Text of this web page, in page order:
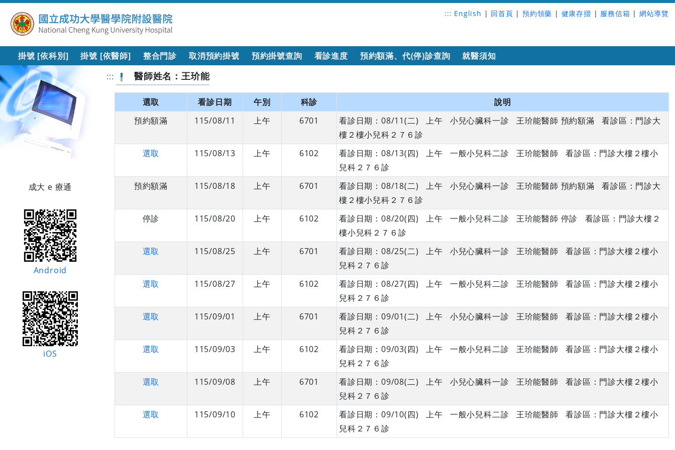
::: English | 回首頁 | 預約領藥 | 健康存摺 | 服務信箱 | 網站導覽
掛號 [依科別] 掛號 [依醫師] 整合門診 取消預約掛號 預約掛號查詢 看診進度 預約額滿、代(停)診查詢 就醫須知
成大 e 療通
Android
iOS
::: 醫師姓名：王玠能
選取 看診日期 午別 科診
說明
預約額滿
115/08/11 上午 6701
看診日期：08/11(二) 上午 小兒心臟科一診 王玠能醫師 預約額滿 看診區：門診大
樓２樓小兒科２７６診
選取
115/08/13 上午 6102
看診日期：08/13(四) 上午 一般小兒科二診 王玠能醫師 看診區：門診大樓２樓小
兒科２７６診
預約額滿
115/08/18 上午 6701
看診日期：08/18(二) 上午 小兒心臟科一診 王玠能醫師 預約額滿 看診區：門診大
樓２樓小兒科２７６診
停診
115/08/20 上午 6102
看診日期：08/20(四) 上午 一般小兒科二診 王玠能醫師 停診 看診區：門診大樓２
樓小兒科２７６診
選取
115/08/25 上午 6701
看診日期：08/25(二) 上午 小兒心臟科一診 王玠能醫師 看診區：門診大樓２樓小
兒科２７６診
選取
115/08/27 上午 6102
看診日期：08/27(四) 上午 一般小兒科二診 王玠能醫師 看診區：門診大樓２樓小
兒科２７６診
選取
115/09/01 上午 6701
看診日期：09/01(二) 上午 小兒心臟科一診 王玠能醫師 看診區：門診大樓２樓小
兒科２７６診
選取
115/09/03 上午 6102
看診日期：09/03(四) 上午 一般小兒科二診 王玠能醫師 看診區：門診大樓２樓小
兒科２７６診
選取
115/09/08 上午 6701
看診日期：09/08(二) 上午 小兒心臟科一診 王玠能醫師 看診區：門診大樓２樓小
兒科２７６診
選取
115/09/10 上午 6102
看診日期：09/10(四) 上午 一般小兒科二診 王玠能醫師 看診區：門診大樓２樓小
兒科２７６診